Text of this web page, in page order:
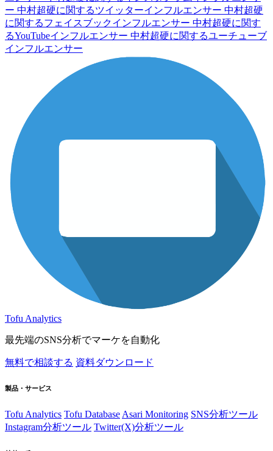
ー 中村超硬に関するツイッターインフルエンサー 中村超硬
に関するフェイスブックインフルエンサー 中村超硬に関す
るYouTubeインフルエンサー 中村超硬に関するユーチューブ
インフルエンサー
Tofu Analytics
最先端のSNS分析でマーケを自動化
無料で相談する 資料ダウンロード
製品・サービス
Tofu Analytics Tofu Database Asari Monitoring SNS分析ツール
Instagram分析ツール Twitter(X)分析ツール